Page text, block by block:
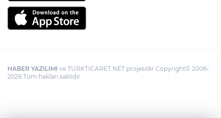
HABER YAZILIMI ve TURKTICARET.NET projesidir Copyright© 2006-
2026 Tüm hakları saklıdır.